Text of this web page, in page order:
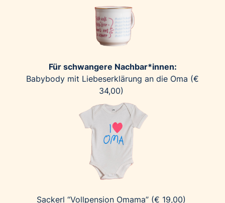
Für schwangere Nachbar*innen:
Babybody mit Liebeserklärung an die Oma (€
34,00)
Sackerl “Vollpension Omama” (€ 19,00)